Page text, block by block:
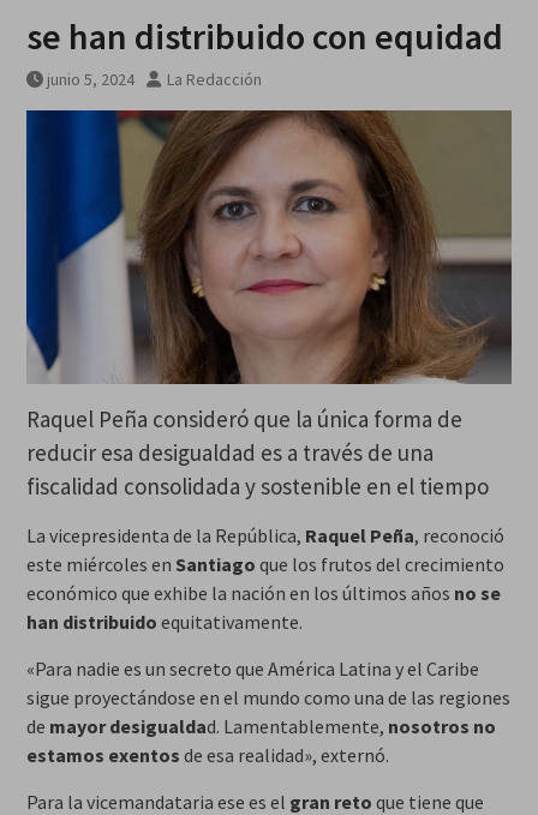
se han distribuido con equidad
junio 5, 2024 La Redacción
Raquel Peña consideró que la única forma de
reducir esa desigualdad es a través de una
fiscalidad consolidada y sostenible en el tiempo
La vicepresidenta de la República, Raquel Peña, reconoció
este miércoles en Santiago que los frutos del crecimiento
económico que exhibe la nación en los últimos años no se
han distribuido equitativamente.
«Para nadie es un secreto que América Latina y el Caribe
sigue proyectándose en el mundo como una de las regiones
de mayor desigualdad. Lamentablemente, nosotros no
estamos exentos de esa realidad», externó.
Para la vicemandataria ese es el gran reto que tiene que